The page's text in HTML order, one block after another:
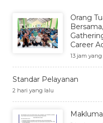
Orang
Career
13 jam
Standar Pelayanan
2 hari yang lalu